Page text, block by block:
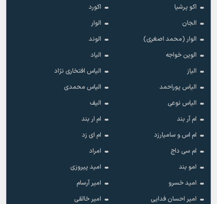
اکو پرشیا
اکورد
الجان
الوار
الوار (محمد اصغری)
الوند
الوین خواجه
الیاد
الیاز
الیاس افتخاری نژاد
الیاس پوراحمد
الیاس محمدی
الیاس نوعی
الیف
ام آر بند
ام ار بند
ام اس و سامیارزد
ام ای زد
ام سی داج
امراد
امو بند
امید پیروزی
امید خسرو
امیر آرسام
امیر احسان فدایی
امیر خالقى